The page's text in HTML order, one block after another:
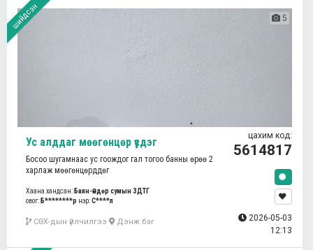
шийдсэн 5
Ус алддаг мөөгөнцөр үүсдэг
Босоо шугамнаас ус гоождог гал тогоо банны өрөө 2
харлаж мөөгөнцөрддөг
Хаана хандсан: Баян-Өндөр сумын ЗДТГ
овог: Б********р нэр:С****л
СӨХ-дын үйлчилгээ Дэнж баг
цахим код:
5614817
2026-05-03
12:13